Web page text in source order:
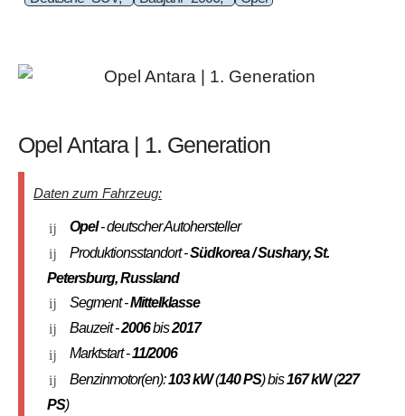
Opel Antara | 1. Generation
Daten zum Fahrzeug:
Opel- deutscher Autohersteller
Produktionsstandort -Südkorea / Sushary,St.
Petersburg, Russland
Segment -Mittelklasse
Bauzeit -2006bis2017
Marktstart -11/2006
Benzinmotor(en):103 kW(140 PS) bis167 kW(227
PS)